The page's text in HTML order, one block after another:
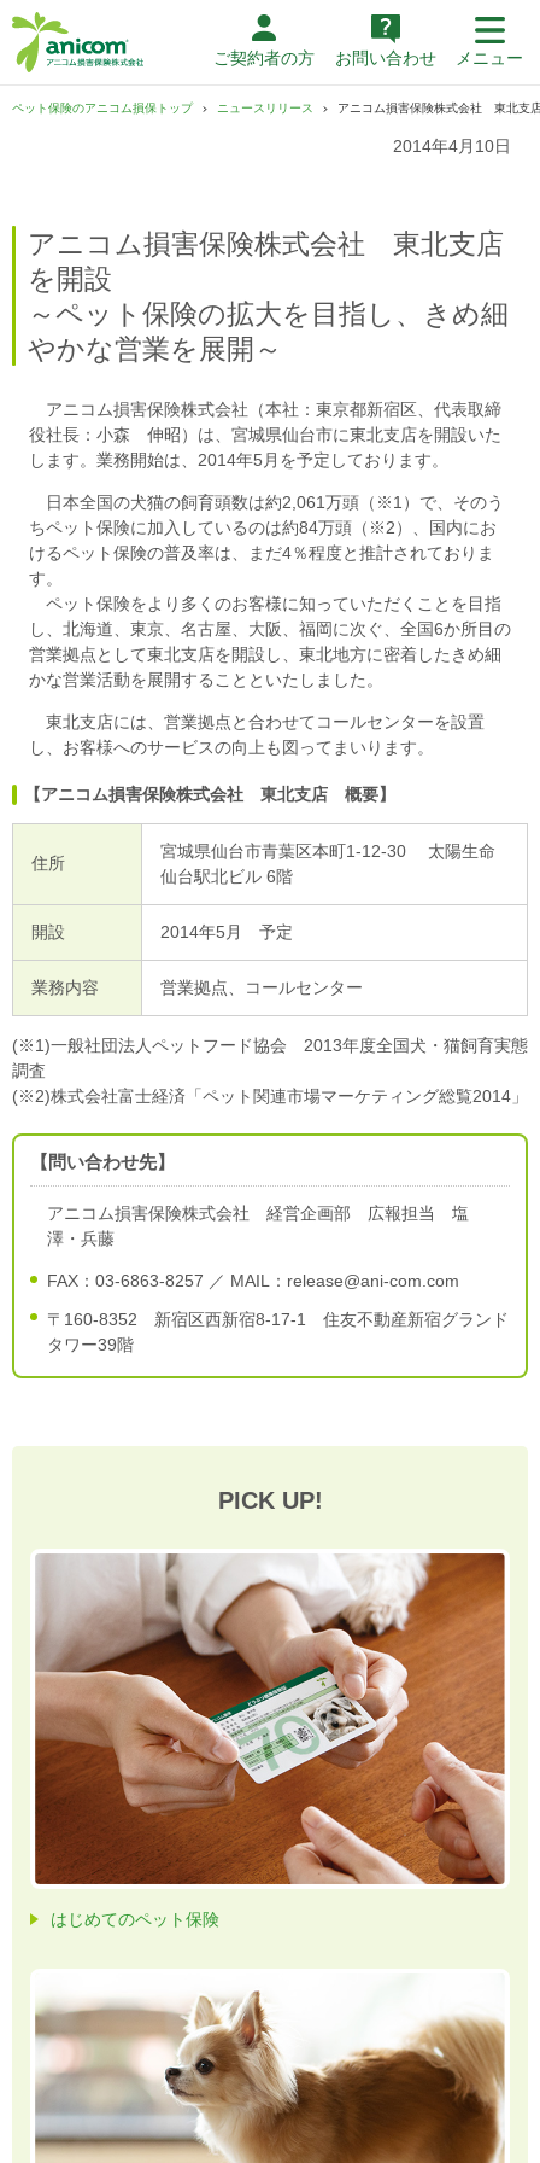
ご契約者の方 お問い合わせ メニュー
ペット保険のアニコム損保トップ ニュースリリース アニコム損害保険株式会社 東北支
2014年4月10日
アニコム損害保険株式会社 東北支店
を開設
～ペット保険の拡大を目指し、きめ細
やかな営業を展開～
アニコム損害保険株式会社（本社：東京都新宿区、代表取締
役社長：小森 伸昭）は、宮城県仙台市に東北支店を開設いた
します。業務開始は、2014年5月を予定しております。
日本全国の犬猫の飼育頭数は約2,061万頭（※1）で、そのう
ちペット保険に加入しているのは約84万頭（※2）、国内にお
けるペット保険の普及率は、まだ4％程度と推計されておりま
す。
ペット保険をより多くのお客様に知っていただくことを目指
し、北海道、東京、名古屋、大阪、福岡に次ぐ、全国6か所目の
営業拠点として東北支店を開設し、東北地方に密着したきめ細
かな営業活動を展開することといたしました。
東北支店には、営業拠点と合わせてコールセンターを設置
し、お客様へのサービスの向上も図ってまいります。
【アニコム損害保険株式会社 東北支店 概要】
住所
宮城県仙台市青葉区本町1-12-30 太陽生命
仙台駅北ビル 6階
開設 2014年5月 予定
業務内容 営業拠点、コールセンター
(※1)一般社団法人ペットフード協会 2013年度全国犬・猫飼育実態
調査
(※2)株式会社富士経済「ペット関連市場マーケティング総覧2014」
【問い合わせ先】
アニコム損害保険株式会社 経営企画部 広報担当 塩
澤・兵藤
FAX：03-6863-8257 ／ MAIL：release@ani-com.com
〒160-8352 新宿区西新宿8-17-1 住友不動産新宿グランド
タワー39階
PICK UP!
はじめてのペット保険